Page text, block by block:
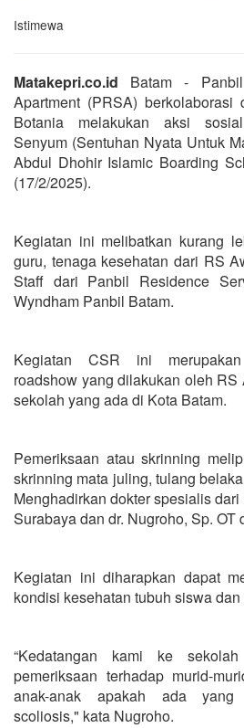
Istimewa
Matakepri.co.id Batam -
Apartment (PRSA)
Botania melakukan aksi
Senyum (Sentuhan Nyata Untuk
Abdul Dhohir Islamic Boarding
(17/2/2025).
Kegiatan ini melibatkan kurang
guru, tenaga kesehatan dari RS
Staff dari Panbil Residence
Wyndham Panbil Batam.
Kegiatan CSR ini
roadshow yang dilakukan oleh
sekolah yang ada di Kota Batam.
Pemeriksaan atau skrinning
skrinning mata juling, tulang
Menghadirkan dokter spesialis
Surabaya dan dr. Nugroho, Sp. OT
Kegiatan ini diharapkan dapat
kondisi kesehatan tubuh siswa
“Kedatangan kami ke
pemeriksaan terhadap murid-
anak-anak apakah ada yang
scoliosis," kata Nugroho.